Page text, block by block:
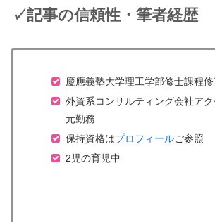
✓記事の信頼性・筆者経歴
慶應義塾大学理工学部修士課程修
外資系コンサルティング会社ア
元勤務
保持資格はプロフィールご参照
2児の育児中